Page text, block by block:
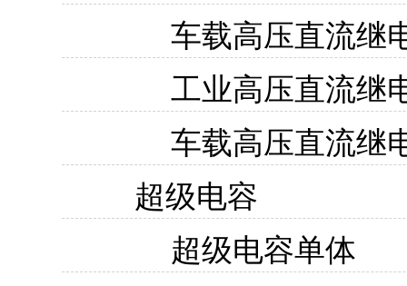
车载高压直流继
工业高压直流继
车载高压直流继
超级电容
超级电容单体